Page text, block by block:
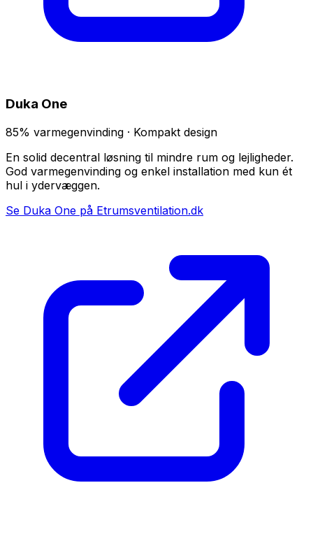
Duka One
85% varmegenvinding · Kompakt design
En solid decentral løsning til mindre rum og lejligheder.
God varmegenvinding og enkel installation med kun ét
hul i ydervæggen.
Se Duka One på Etrumsventilation.dk